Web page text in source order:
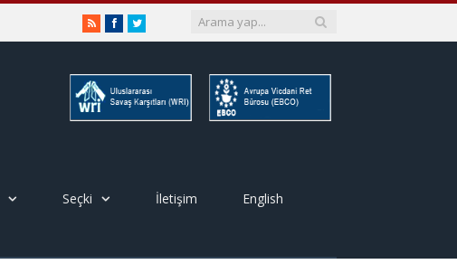
RSSFacebookTwitter
Seçki İletişim English